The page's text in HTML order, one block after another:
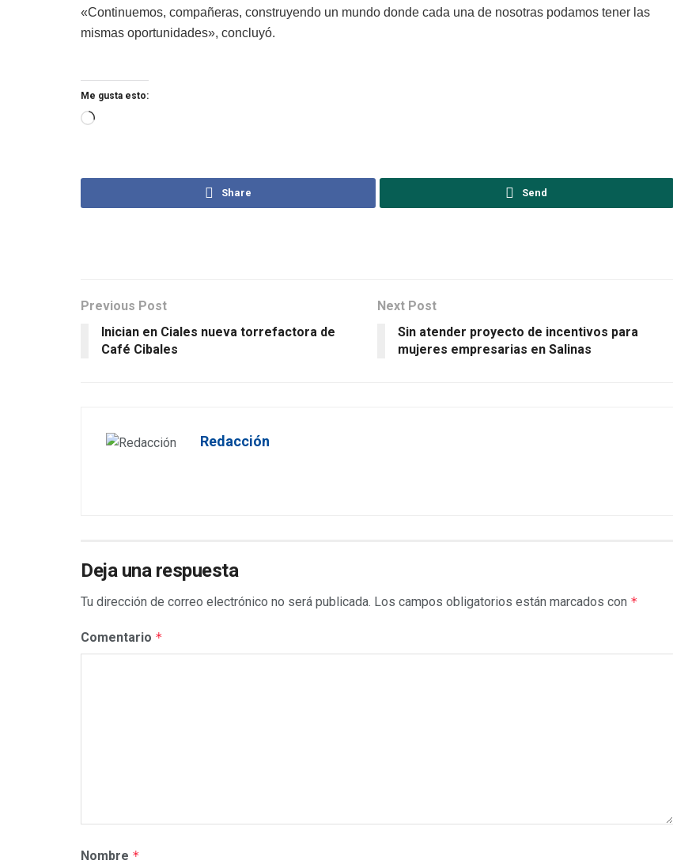
«Continuemos, compañeras, construyendo un mundo donde cada una de nosotras podamos tener las
mismas oportunidades», concluyó.
Me gusta esto:
Share Send
Previous Post
Inician en Ciales nueva torrefactora de
Café Cibales
Next Post
Sin atender proyecto de incentivos para
mujeres empresarias en Salinas
Redacción
Deja una respuesta
Tu dirección de correo electrónico no será publicada. Los campos obligatorios están marcados con *
Comentario *
Nombre *